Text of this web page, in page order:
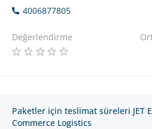
4006877805
Değerlendirme
Paketler için teslimat süreleri JET
Commerce Logistics